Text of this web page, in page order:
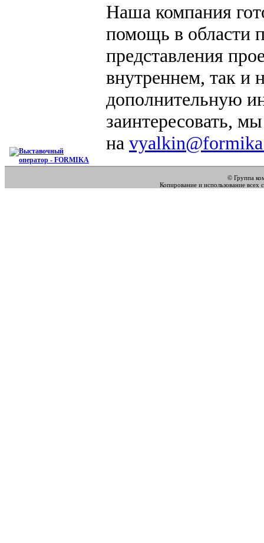
Наша компания
помощь в области
представления
внутреннем, так
дополнительную
заинтересовать,
на
© Группа
Копирование и использование